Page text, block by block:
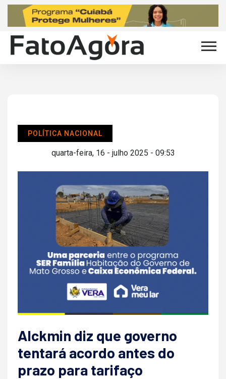
POLÍTICA NACIONAL
quarta-feira, 16 - julho 2025 - 09:53
Alckmin diz que governo
tentará acordo antes do
prazo para tarifaço